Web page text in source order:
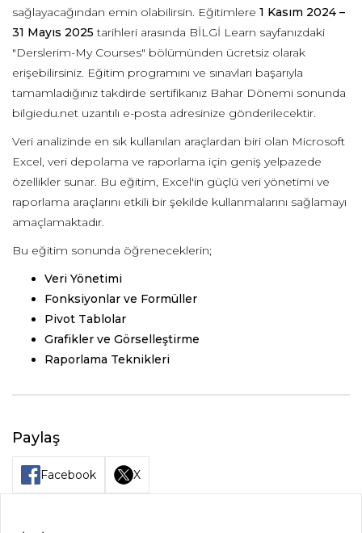
sağlayacağından emin olabilirsin. Eğitimlere 1 Kasım 2024 –
31 Mayıs 2025 tarihleri arasında BİLGİ Learn sayfanızdaki
"Derslerim-My Courses" bölümünden ücretsiz olarak
erişebilirsiniz. Eğitim programını ve sınavları başarıyla
tamamladığınız takdirde sertifikanız Bahar Dönemi sonunda
bilgiedu.net uzantılı e-posta adresinize gönderilecektir.
Veri analizinde en sık kullanılan araçlardan biri olan Microsoft
Excel, veri depolama ve raporlama için geniş yelpazede
özellikler sunar. Bu eğitim, Excel'in güçlü veri yönetimi ve
raporlama araçlarını etkili bir şekilde kullanmalarını sağlamayı
amaçlamaktadır.
Bu eğitim sonunda öğreneceklerin;
Veri Yönetimi
Fonksiyonlar ve Formüller
Pivot Tablolar
Grafikler ve Görselleştirme
Raporlama Teknikleri
Paylaş
Facebook X